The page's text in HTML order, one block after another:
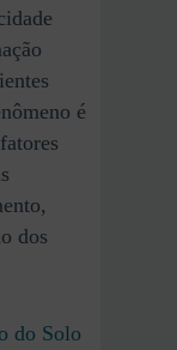
é
dos
do Solo